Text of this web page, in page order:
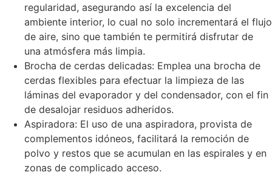
regularidad, asegurando así la excelencia del
ambiente interior, lo cual no solo incrementará el flujo
de aire, sino que también te permitirá disfrutar de
una atmósfera más limpia.
Brocha de cerdas delicadas: Emplea una brocha de
cerdas flexibles para efectuar la limpieza de las
láminas del evaporador y del condensador, con el fin
de desalojar residuos adheridos.
Aspiradora: El uso de una aspiradora, provista de
complementos idóneos, facilitará la remoción de
polvo y restos que se acumulan en las espirales y en
zonas de complicado acceso.